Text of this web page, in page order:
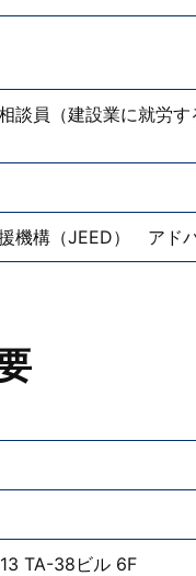
談員（建設業に就労
機構（JEED） アド
TA-38ビル 6F